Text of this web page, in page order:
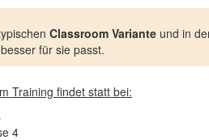
Classroom Variante und in
für sie passt.
Training findet statt bei:
4